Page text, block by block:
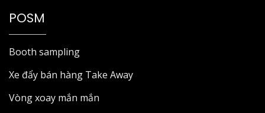
POSM
Booth sampling
Xe đẩy bán hàng Take Away
Vòng xoay mắn mắn